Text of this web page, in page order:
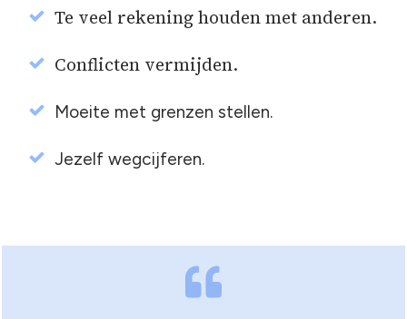
Te veel rekening houden met anderen.
Conflicten vermijden.
Moeite met grenzen stellen.
Jezelf wegcijferen.